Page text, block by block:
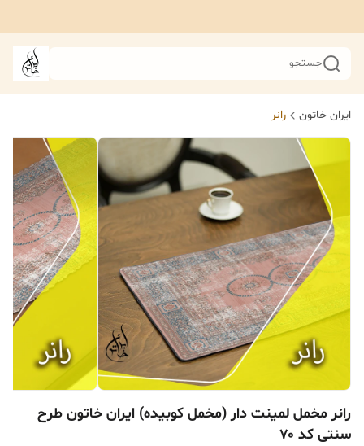
جستجو
ایران خاتون رانر
رانر مخمل لمینت دار (مخمل کوبیده) ایران خاتون طرح
سنتی کد ۷۰